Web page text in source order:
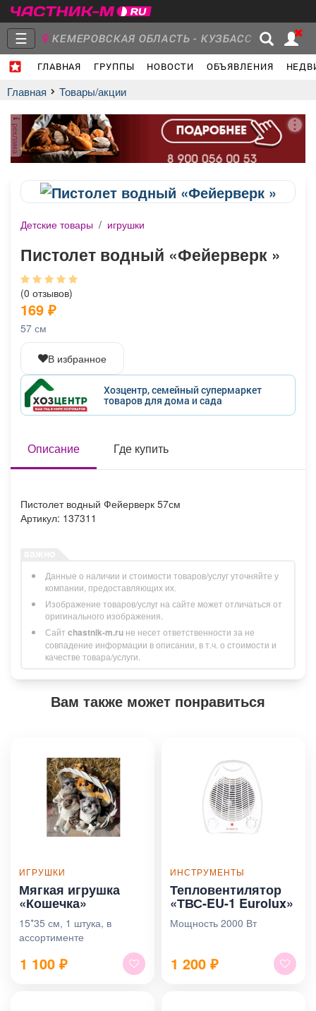
☰ КЕМЕРОВСКАЯ ОБЛАСТЬ - КУЗБАСС
ГЛАВНАЯ ГРУППЫ НОВОСТИ ОБЪЯВЛЕНИЯ
Главная
Объявления Недвижимость Услуги
Афиша
Товары Поздравления Погода
Главная Товары/акции
реклама
Детские товары / игрушки
Пистолет водный «Фейерверк »
(0 отзывов)
169 ₽
57 см
В избранное
Хозцентр, семейный супермаркет
товаров для дома и сада
Описание Где купить
Пистолет водный Фейерверк 57см
Артикул: 137311
Данные о наличии и стоимости товаров/услуг уточняйте у
компании, предоставляющих их.
Изображение товаров/услуг на сайте может отличаться от
оригинального изображения.
Сайт chastnik-m.ru не несет ответственности за не
совпадение информации в описании, в т.ч. о стоимости и
качестве товара/услуги.
Вам также может понравиться
ИГРУШКИ
Мягкая игрушка
«Кошечка»
15*35 см, 1 штука, в
ассортименте
1 100 ₽
ИНСТРУМЕНТЫ
Тепловентилятор
«ТВС-EU-1 Eurolux»
Мощность 2000 Вт
1 200 ₽